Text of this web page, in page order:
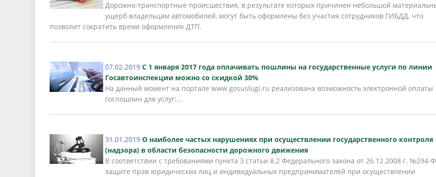
Дорожно-транспортные происшествия, в результате которых причинен небольшой
ущерб владельцам автомобилей, могут быть оформлены без участия сотрудников ГИБДД, что
позволит сократить время оформления ДТП.
07.02.2019 С 1 января 2017 года оплачивать пошлины на государственные услуги по линии
Госавтоинспекции можно со скидкой 30%
На данный момент на портале www.gosuslugi.ru реализована возможность электронной оплаты
госпошлин для услуг:...
31.01.2019 О наиболее частых нарушениях при осуществлении государственного контроля
(надзора) в области безопасности дорожного движения
В соответствии с требованиями пункта 3 статьи 8.2 Федерального закона от 26.12.2008 г. №294-
защите прав юридических лиц и индивидуальных предпринимателей при осуществлении